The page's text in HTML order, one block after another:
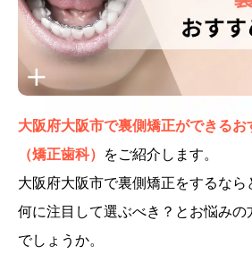
大阪府大阪市で裏側矯正ができる
（矯正歯科） をご紹介します。
大阪府大阪市で裏側矯正をするなら
何に注目して選ぶべき？とお悩み
でしょうか。